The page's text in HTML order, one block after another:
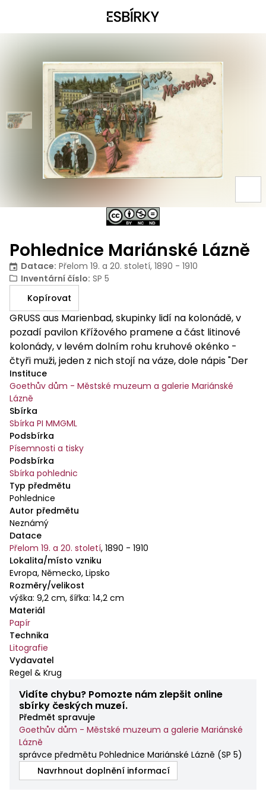
Pohlednice Mariánské Lázně
Datace: Přelom 19. a 20. století, 1890 - 1910
Inventární číslo: SP 5
Kopírovat
GRUSS aus Marienbad, skupinky lidí na kolonádě, v
pozadí pavilon Křížového pramene a část litinové
kolonády, v levém dolním rohu kruhové okénko -
čtyři muži, jeden z nich stojí na váze, dole nápis "Der
erste Verlust". Dlouhá adresa s ozdobným
rámečkem, čistá.
Instituce
Goethův dům - Městské muzeum a galerie Mariánské
Lázně
Sbírka
Sbírka PI MMGML
Podsbírka
Písemnosti a tisky
Podsbírka
Sbírka pohlednic
Typ předmětu
Pohlednice
Autor předmětu
Neznámý
Datace
Přelom 19. a 20. století, 1890 - 1910
Lokalita/místo vzniku
Evropa, Německo, Lipsko
Rozměry/velikost
výška: 9,2 cm, šířka: 14,2 cm
Materiál
Papír
Technika
Litografie
Vydavatel
Regel & Krug
Vidíte chybu? Pomozte nám zlepšit online
sbírky českých muzeí.
Předmět spravuje
Goethův dům - Městské muzeum a galerie Mariánské
Lázně
správce předmětu Pohlednice Mariánské Lázně (SP 5)
Navrhnout doplnění informací